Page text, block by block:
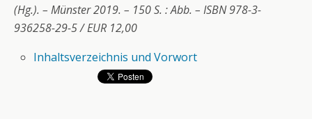
(Hg.). – Münster 2019. – 150 S. : Abb. – ISBN 978-3-
936258-29-5 / EUR 12,00
Inhaltsverzeichnis und Vorwort